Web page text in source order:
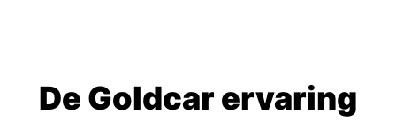
De Goldcar ervaring